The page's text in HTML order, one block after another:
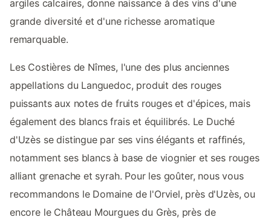
argiles calcaires, donne naissance à des vins d'une
grande diversité et d'une richesse aromatique
remarquable.
Les Costières de Nîmes, l'une des plus anciennes
appellations du Languedoc, produit des rouges
puissants aux notes de fruits rouges et d'épices, mais
également des blancs frais et équilibrés. Le Duché
d'Uzès se distingue par ses vins élégants et raffinés,
notamment ses blancs à base de viognier et ses rouges
alliant grenache et syrah. Pour les goûter, nous vous
recommandons le Domaine de l'Orviel, près d'Uzès, ou
encore le Château Mourgues du Grès, près de